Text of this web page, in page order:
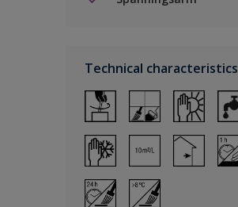
Technical characteristics